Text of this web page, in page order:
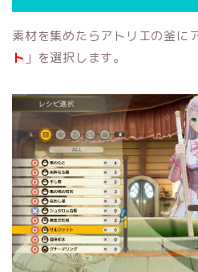
素材を集めたらアトリエの釜に
ト 」を選択します。